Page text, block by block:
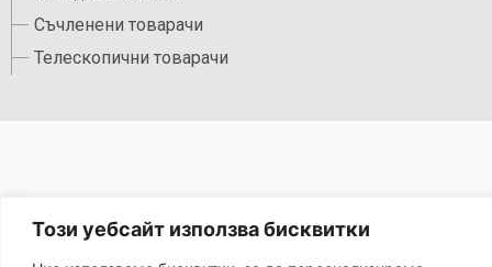
Този уебсайт използва бисквитки
Съчленени товарачи
Телескопични товарачи